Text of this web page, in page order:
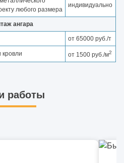
любого размера
индивидуально
ангара
от 65000 руб./т
кровли от 1500 руб./м2
работы